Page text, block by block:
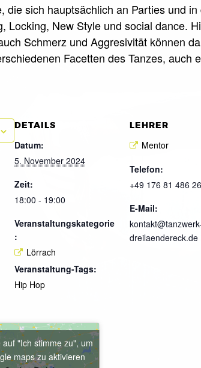
die sich hauptsächlich an Parties und
Locking, New Style und social dance.
Schmerz und Aggresivität können
Facetten des Tanzes,
DETAILS
Datum:
5. November 2024
Zeit:
18:00 - 19:00
Veranstaltungskategorie
:
Lörrach
Veranstaltung-Tags:
Hip Hop
LEHRER
Mentor
Telefon:
+49 176 81 486
E-Mail:
kontakt@tanzwerk-
dreilaendereck.de
auf "Ich stimme zu", um
maps zu aktivieren